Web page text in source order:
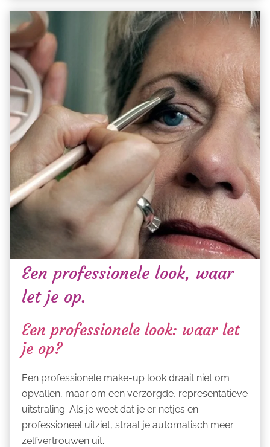
Een professionele look, waar
let je op.
Een professionele look: waar let
je op?
Een professionele make-up look draait niet om
opvallen, maar om een verzorgde, representatieve
uitstraling. Als je weet dat je er netjes en
professioneel uitziet, straal je automatisch meer
zelfvertrouwen uit.